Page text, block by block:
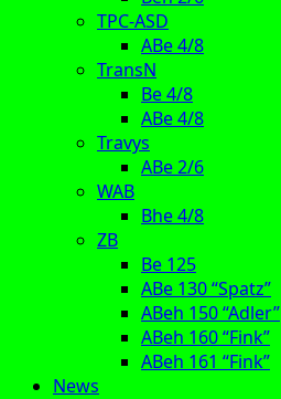
TPC-ASD
ABe 4/8
TransN
Be 4/8
ABe 4/8
Travys
ABe 2/6
WAB
Bhe 4/8
ZB
Be 125
ABe 130 “Spatz”
ABeh 150 “Adler”
ABeh 160 “Fink”
ABeh 161 “Fink”
News